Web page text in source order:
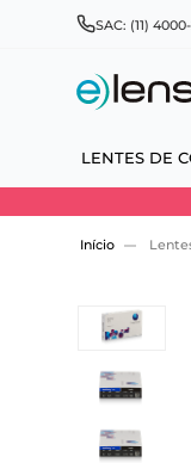
SAC: (11)
& JOHNSON, ALCON,
LENTES DE
Use